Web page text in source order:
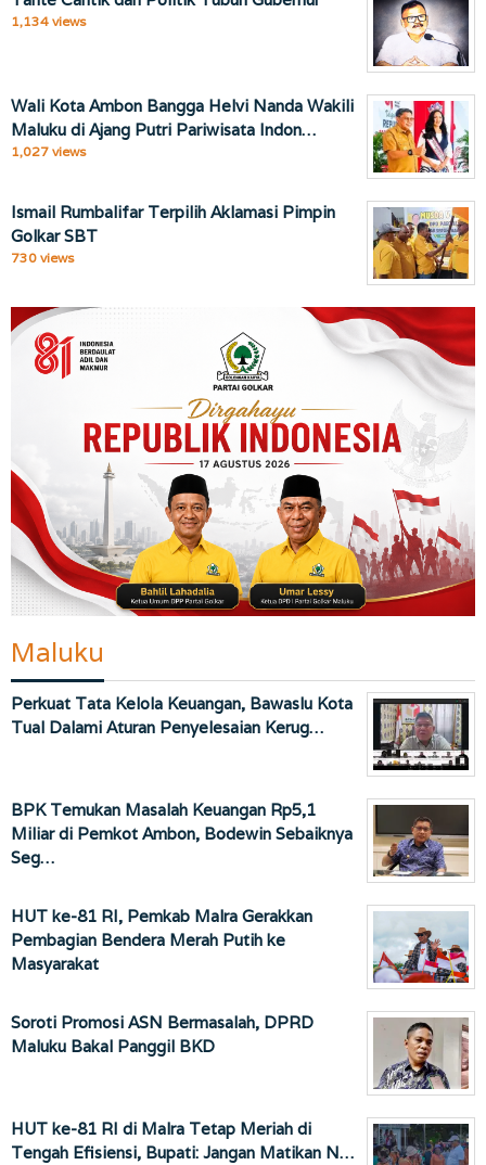
1,134 views
Wali Kota Ambon Bangga Helvi Nanda Wakili
Maluku di Ajang Putri Pariwisata Indon…
1,027 views
Ismail Rumbalifar Terpilih Aklamasi Pimpin
Golkar SBT
730 views
Maluku
Perkuat Tata Kelola Keuangan, Bawaslu Kota
Tual Dalami Aturan Penyelesaian Kerug…
BPK Temukan Masalah Keuangan Rp5,1
Miliar di Pemkot Ambon, Bodewin Sebaiknya
Seg…
HUT ke-81 RI, Pemkab Malra Gerakkan
Pembagian Bendera Merah Putih ke
Masyarakat
Soroti Promosi ASN Bermasalah, DPRD
Maluku Bakal Panggil BKD
HUT ke-81 RI di Malra Tetap Meriah di
Tengah Efisiensi, Bupati: Jangan Matikan N…